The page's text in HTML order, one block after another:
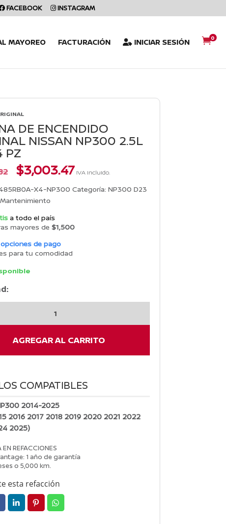
FACEBOOK INSTAGRAM
MAYOREO FACTURACIÓN INICIAR SESIÓN 0
DE ENCENDIDO
NISSAN NP300 2.5L
PZ
El
precio
original
era:
$3,303.82.
$3,003.47El
precio
actual
IVA incluido.
X4-NP300 Categoría: NP300 D23
Mantenimiento
a todo el país
mayores de $1,500
de pago
para tu comodidad
AGREGAR AL CARRITO
COMPATIBLES
2014-2025
2016 2017 2018 2019 2020 2021 2022
2025)
REFACCIONES
1 año de garantía
o 5,000 km.
esta refacción